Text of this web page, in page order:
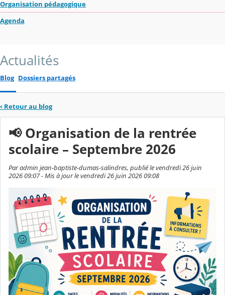
Organisation pédagogique
Agenda
Actualités
Blog Dossiers partagés
‹ Retour au blog
📢 Organisation de la rentrée
scolaire – Septembre 2026
Par admin jean-baptiste-dumas-salindres, publié le vendredi 26 juin
2026 09:07 - Mis à jour le vendredi 26 juin 2026 09:08